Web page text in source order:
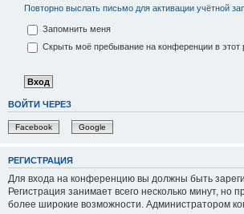
Повторно выслать письмо для активации учётной
Запомнить меня
Скрыть моё пребывание на конференции в этот
ВОЙТИ ЧЕРЕЗ
Facebook Google
РЕГИСТРАЦИЯ
Для входа на конференцию вы должны быть
Регистрация занимает всего несколько минут, но
более широкие возможности. Администратором